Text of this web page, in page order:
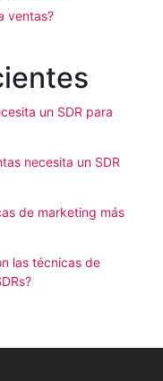
ventas?
un SDR para
necesita un SDR
de marketing más
las técnicas de